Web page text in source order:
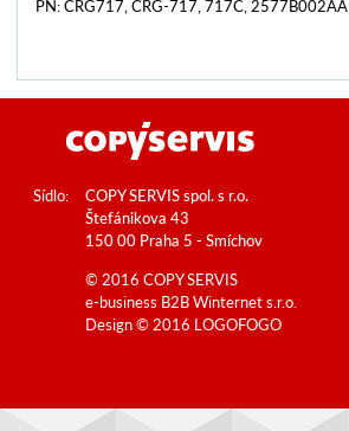
PN: CRG717, CRG-717, 717C, 2577B002AA
Sídlo:
COPY SERVIS spol. s r.o.
Štefánikova 43
150 00 Praha 5 - Smíchov
© 2016 COPY SERVIS
e-business B2BWinternet s.r.o.
Design © 2016 LOGOFOGO